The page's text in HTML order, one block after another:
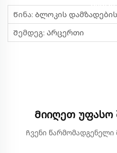
Წინა: Ბლოკის Დამზადების Მანქანის
Შემდეგ: Არცერთი
Მიიღეთ უფასო
Ჩვენი